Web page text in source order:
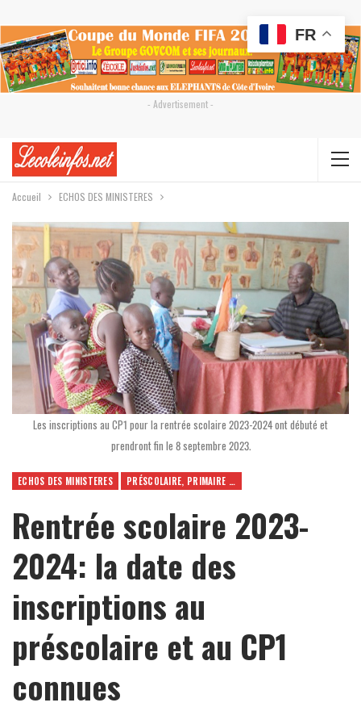
- Advertisement -
Accueil ECHOS DES MINISTERES
Les inscriptions au CP1 pour la rentrée scolaire 2023-2024 ont débuté et
prendront fin le 8 septembre 2023.
ECHOS DES MINISTERES PRÉSCOLAIRE, PRIMAIRE ET SECONDAIRE
Rentrée scolaire 2023-
2024: la date des
inscriptions au
préscolaire et au CP1
connues
FR